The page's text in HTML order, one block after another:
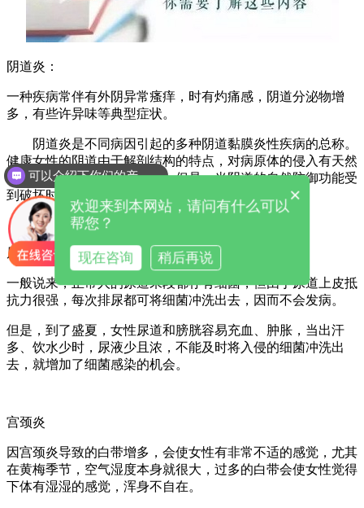
阴道炎：
一种疾病常伴有外阴异常瘙痒，时有灼痛感，阴道分泌物增
多，有些许异味等典型症状。
阴道炎是不同病因引起的多种阴道黏膜炎性疾病的总称。
健康女性的阴道由于解剖结构的特点，对病原体的侵入有天然
的防御功能，不会出现炎症。但是，当阴道的自然防御功能受
到破坏时，病原体易于侵入，从而引发阴道炎。
尿道炎：
一般说来，正常人的尿道末段都存有细菌，但由于尿道上皮抵
抗力很强，每次排尿都可将细菌冲洗出去，因而不会发病。
但是，到了盛夏，女性尿道和膀胱容易充血、肿胀，当出汗
多、饮水少时，尿液少且浓，不能及时将入侵的细菌冲洗出
去，就增加了细菌感染的机会。
宫颈炎
因宫颈炎导致的白带增多，会使女性有非常不适的感觉，尤其
在黄梅季节，空气湿度本身就很大，过多的白带会使女性觉得
下体有湿湿的感觉，浑身不自在。
可以介绍下你们的产品么
×
欢迎来到本网站，请问有什么可以
帮您？
现在咨询 稍后再说